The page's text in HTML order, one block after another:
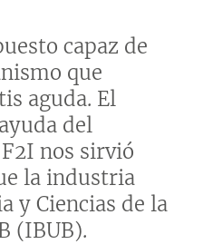
capaz de
que
aguda. El
del
nos sirvió
la industria
y Ciencias de la
(IBUB).